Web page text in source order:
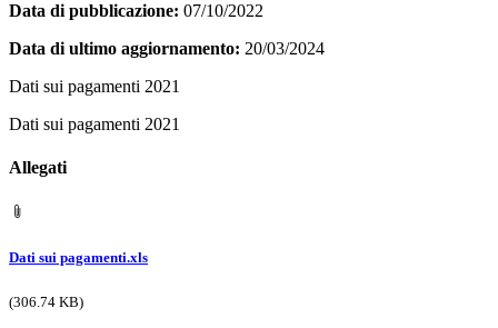
Data di pubblicazione: 07/10/2022
Data di ultimo aggiornamento: 20/03/2024
Dati sui pagamenti 2021
Dati sui pagamenti 2021
Allegati
Dati sui pagamenti.xls
(306.74 KB)